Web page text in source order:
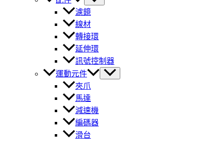
濾鏡
線材
轉接環
延伸環
訊號控制器
運動元件
夾爪
馬達
減速機
編碼器
滑台